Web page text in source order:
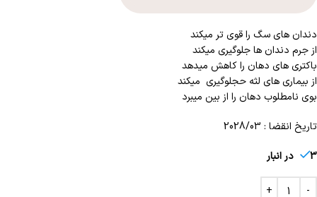
دندان های سگ را قوی تر میکند
از جرم دندان ها جلوگیری میکند
باکتری های دهان را کاهش میدهد
از بیماری های لثه حجلوگیری میکند
بوی نامطلوب دهان را از بین میبرد
تاریخ انقضا : 2028/03
3 در انبار